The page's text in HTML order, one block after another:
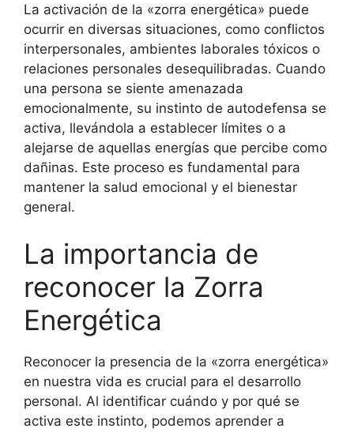
La activación de la «zorra energética» puede
ocurrir en diversas situaciones, como conflictos
interpersonales, ambientes laborales tóxicos o
relaciones personales desequilibradas. Cuando
una persona se siente amenazada
emocionalmente, su instinto de autodefensa se
activa, llevándola a establecer límites o a
alejarse de aquellas energías que percibe como
dañinas. Este proceso es fundamental para
mantener la salud emocional y el bienestar
general.
La importancia de
reconocer la Zorra
Energética
Reconocer la presencia de la «zorra energética»
en nuestra vida es crucial para el desarrollo
personal. Al identificar cuándo y por qué se
activa este instinto, podemos aprender a